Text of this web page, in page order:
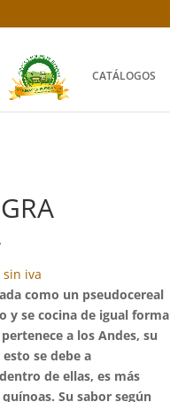
CATÁLOGOS
Rango
de
precios:
desde
5.60€
hasta
56.00€
sin iva
como un pseudocereal
y se cocina de igual forma
a los Andes, su
se debe a
de ellas, es más
Su sabor según